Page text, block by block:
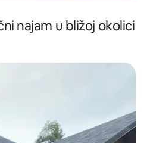
najam u bližoj okolici